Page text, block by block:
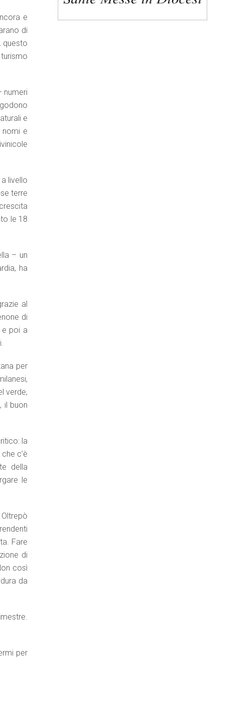
e
di
questo
numeri
e
nomi e
livello
terre
le 18
– un
ha
al
di
e poi a
per
verde,
il buon
la
c’è
della
le
Fare
di
così
da
per